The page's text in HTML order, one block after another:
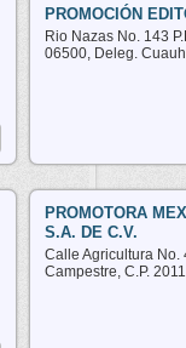
PROMOCIÓN
Rio Nazas No. 143
06500, Deleg.
PROMOTORA
S.A. DE C.V.
Calle Agricultura No.
Campestre, C.P.